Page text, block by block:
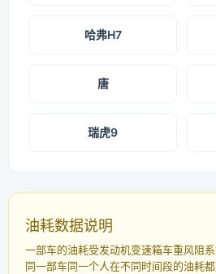
哈弗H7
唐
瑞虎9
油耗数据说明
一部车的油耗受发动机变速箱车重风阻系
同一部车同一个人在不同时间段的油耗